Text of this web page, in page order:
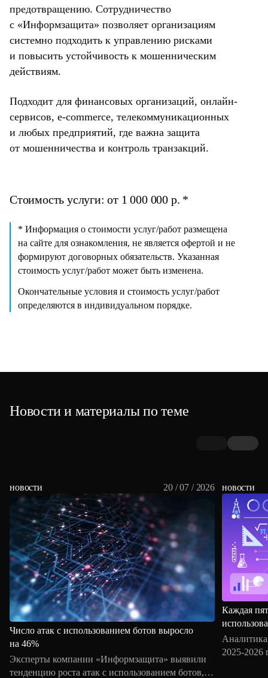
предотвращению. Сотрудничество
с «Информзащита» позволяет организациям
системно подходить к управлению рисками
и повысить устойчивость к мошенническим
действиям.
Подходит для финансовых организаций, онлайн-
сервисов, e-commerce, телекоммуникационных
и любых предприятий, где важна защита
от мошенничества и контроль транзакций.
Стоимость услуги: от 1 000 000 р. *
* Информация о стоимости услуг/работ размещена
на сайте для ознакомления, не является офертой и не
формируют договорных обязательств. Указанная
стоимость услуг/работ может быть изменена.
Окончательные условия и стоимость услуг/работ
определяются в индивидуальном порядке.
Новости и материалы по теме
новости 20 / 07 / 2026
Число атак с использованием ботов выросло
на 46%
Эксперты компании «Информзащита» выявили
тенденцию роста атак с использованием ботов, за
новости
Каждая
2025-2026